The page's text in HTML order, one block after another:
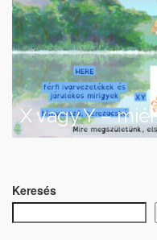
X vagy Y –
Keresés